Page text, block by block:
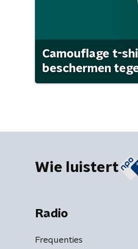
Camouflage t-
beschermen
Wie luistert
Radio
Frequenties